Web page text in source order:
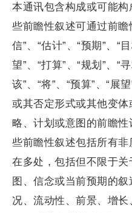
本通讯包含构成或可能构
些前瞻性叙述可通过前瞻
信”、“估计”、“预期”、“
望”、“打算”、“规划”、“
该”、“将”、“预算”、“展
或其否定形式或其他变
略、计划或意图的前瞻
些前瞻性叙述包括所有
在多处，包括但不限于
图、信念或当前预期的
况、流动性、前景、增